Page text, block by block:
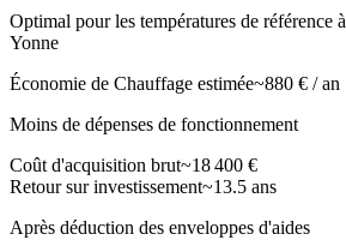
Optimal pour les températures de référence à
Yonne
Économie de Chauffage estimée~880 € / an
Moins de dépenses de fonctionnement
Coût d'acquisition brut~18 400 €
Retour sur investissement~13.5 ans
Après déduction des enveloppes d'aides